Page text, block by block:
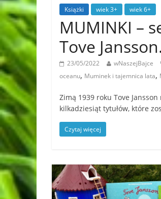
Książki wiek 3+ wiek 6+
MUMINKI –
Tove
23/05/2022 wNaszejBajce
oceanu, Muminek i tajemnica lata,
Zimą 1939 roku Tove
kilkadziesiąt tytułów, które
Czytaj więcej